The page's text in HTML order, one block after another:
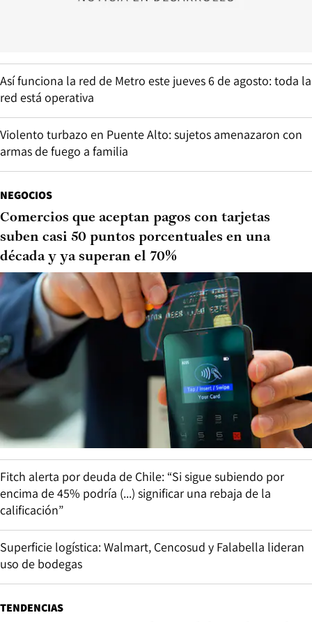
Así funciona la red de Metro este jueves 6 de agosto: toda la
red está operativa
Violento turbazo en Puente Alto: sujetos amenazaron con
armas de fuego a familia
NEGOCIOS
Comercios que aceptan pagos con tarjetas
suben casi 50 puntos porcentuales en una
década y ya superan el 70%
Fitch alerta por deuda de Chile: “Si sigue subiendo por
encima de 45% podría (...) significar una rebaja de la
calificación”
Superficie logística: Walmart, Cencosud y Falabella lideran
uso de bodegas
TENDENCIAS